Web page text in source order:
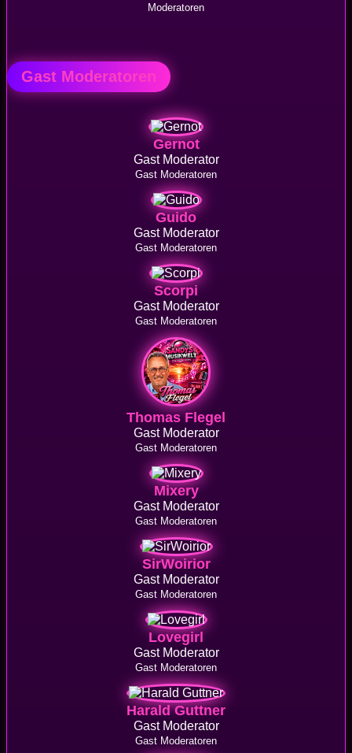
Moderatoren
Gast Moderatoren
Gernot
Gast Moderator
Gast Moderatoren
Guido
Gast Moderator
Gast Moderatoren
Scorpi
Gast Moderator
Gast Moderatoren
Thomas Flegel
Gast Moderator
Gast Moderatoren
Mixery
Gast Moderator
Gast Moderatoren
SirWoirior
Gast Moderator
Gast Moderatoren
Lovegirl
Gast Moderator
Gast Moderatoren
Harald Guttner
Gast Moderator
Gast Moderatoren